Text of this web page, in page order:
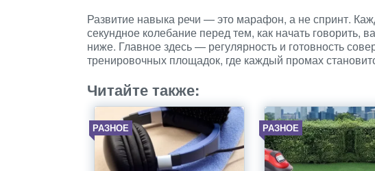
Развитие навыка речи — это марафон, а не спринт.
секундное колебание перед тем, как начать говорить,
ниже. Главное здесь — регулярность и готовность
тренировочных площадок, где каждый промах
Читайте также:
РАЗНОЕ РАЗНОЕ